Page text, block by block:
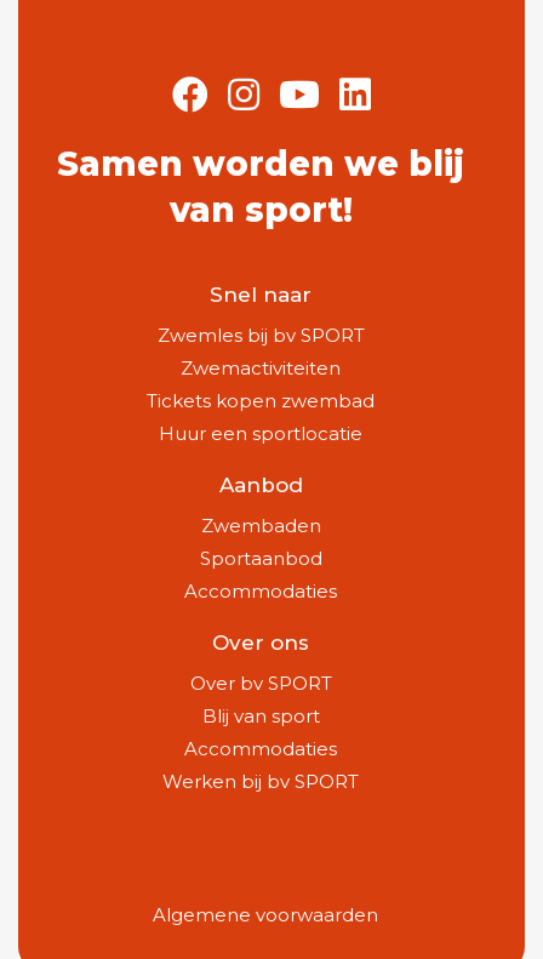
Samen worden we blij
van sport!
Snel naar
Zwemles bij bv SPORT
Zwemactiviteiten
Tickets kopen zwembad
Huur een sportlocatie
Aanbod
Zwembaden
Sportaanbod
Accommodaties
Over ons
Over bv SPORT
Blij van sport
Accommodaties
Werken bij bv SPORT
Algemene voorwaarden